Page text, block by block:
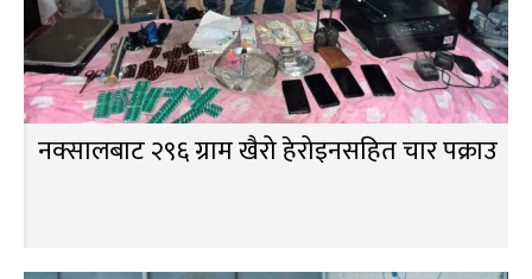
नक्सालबाट २९६ ग्राम खैरो हेरोइनसहित चार पक्राउ